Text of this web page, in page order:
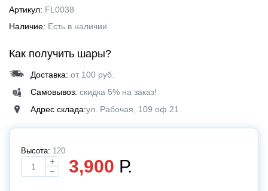
Артикул: FL0038
Наличие: Есть в наличии
Как получить шары?
Доставка: от 100 руб.
Самовывоз: скидка 5% на заказ!
Адрес склада:ул. Рабочая, 109 оф.21
Высота: 120
3,900 Р.